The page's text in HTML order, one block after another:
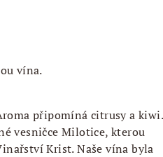
vína.
připomíná citrusy a
vesničce Milotice, kterou
Krist. Naše vína byla